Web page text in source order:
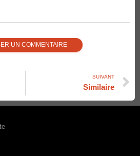
SUIVANT
Similaire